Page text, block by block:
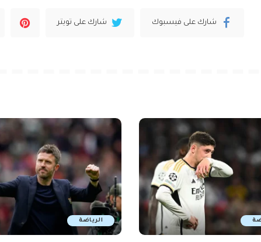
شارك على فيسبوك شارك على تويتر
الرياضة